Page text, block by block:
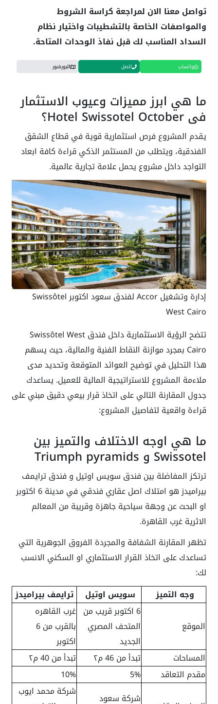
تواصل معنا الان لمراجعة كراسة الشروط
والمواصفات الخاصة بالتشطيبات واختيار نظام
السداد المناسب لك قبل نفاذ الوحدات المتاحة.
واتساب اتصل البورشور
ما هي ابرز مميزات وعيوب الاستثمار
في Hotel Swissotel October؟
يقدم المشروع فرص استثمارية قوية في قطاع الشقق
الفندقية، ويتطلب من المستثمر الذكي قراءة كافة ابعاد
التواجد داخل مشروع يحمل علامة تجارية عالمية.
إدارة وتشغيل Accor لفندق سعود اكتوبر Swissôtel
West Cairo
تتضح الرؤية الاستثمارية داخل فندق Swissôtel West
Cairo بمجرد موازنة النقاط الفنية والمالية، حيث يسهم
هذا التحليل في توضيح العوائد المتوقعة وتحديد مدى
ملاءمة المشروع للاستراتيجية المالية للعميل. يساعدك
جدول المقارنة التالي على اتخاذ قرار بيعي دقيق مبني على
قراءة واقعية لتفاصيل المشروع:
ما هي اوجه الاختلاف والتميز بين
Swissotel و Triumph pyramids
ترتكز المفاضلة بين فندق سويس اوتيل و فندق ترايمف
بيراميدز هو امتلاك اصل عقاري فندقي في مدينة 6 اكتوبر
او البحث عن وجهة سياحية جاهزة وقريبة من المعالم
الاثرية غرب القاهرة.
تظهر المقارنة الشفافة والمجردة الفروق الجوهرية التي
تساعدك على اتخاذ القرار الاستثماري او السكني الانسب
لك:
وجه التميز
سويس اوتيل ترايمف بيراميدز
الموقع
6 اكتوبر قريب من
المتحف المصري
الجديد
غرب القاهره
بالقرب من 6
اكتوبر
المساحات
تبدأ من 46 م٢
تبدأ من 40 م٢
مقدم التعاقد
5%
10%
شركة سعود
شركة محمد ايوب